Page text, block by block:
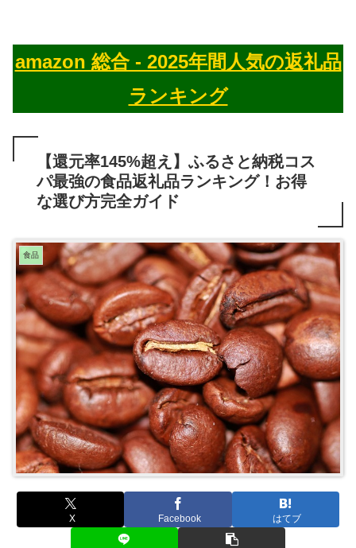
amazon 総合 - 2025年間人気の返礼品
ランキング
【還元率145%超え】ふるさと納税コス
パ最強の食品返礼品ランキング！お得
な選び方完全ガイド
食品
X Facebook はてブ